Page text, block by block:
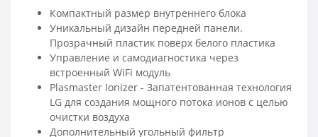
Компактный размер внутреннего блока
Уникальный дизайн передней панели.
Прозрачный пластик поверх белого пластика
Управление и самодиагностика через
встроенный WiFi модуль
Plasmaster Ionizer - Запатентованная технология
LG для создания мощного потока ионов с целью
очистки воздуха
Дополнительный угольный фильтр